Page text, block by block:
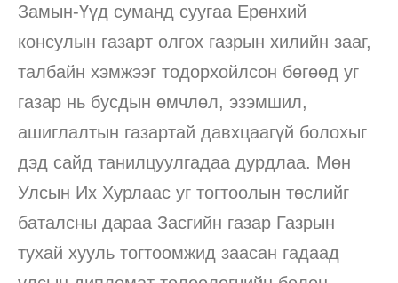
Замын-Үүд суманд суугаа Ерөнхий
консулын газарт олгох газрын хилийн зааг,
талбайн хэмжээг тодорхойлсон бөгөөд уг
газар нь бусдын өмчлөл, эзэмшил,
ашиглалтын газартай давхцаагүй болохыг
дэд сайд танилцуулгадаа дурдлаа. Мөн
Улсын Их Хурлаас уг тогтоолын төслийг
баталсны дараа Засгийн газар Газрын
тухай хууль тогтоомжид заасан гадаад